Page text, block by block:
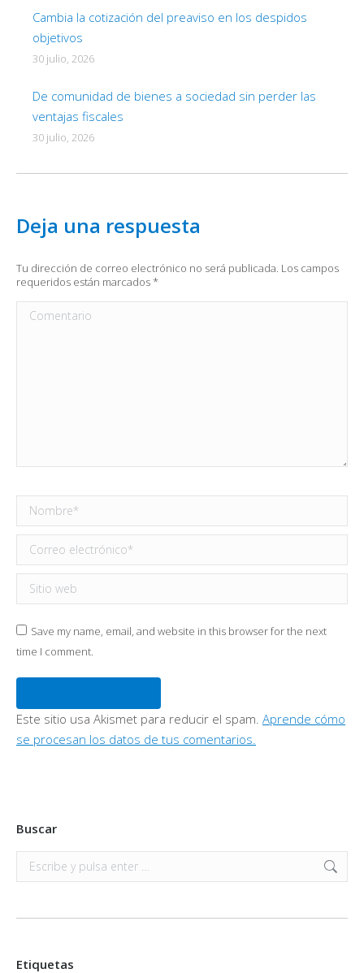
Cambia la cotización del preaviso en los despidos
objetivos
30 julio, 2026
De comunidad de bienes a sociedad sin perder las
ventajas fiscales
30 julio, 2026
Deja una respuesta
Tu dirección de correo electrónico no será publicada. Los campos
requeridos están marcados*
Comentario
Nombre *
Correo electrónico *
Sitio web
Save my name, email, and website in this browser for the next
time I comment.
Este sitio usa Akismet para reducir el spam. Aprende cómo
se procesan los datos de tus comentarios.
Buscar
Buscar:
Etiquetas